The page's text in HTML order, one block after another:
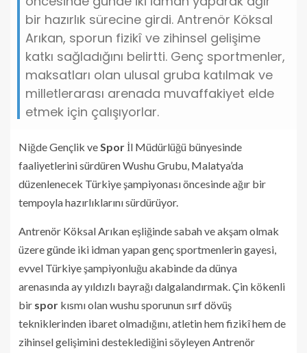
bir hazırlık sürecine girdi. Antrenör Köksal
Arıkan, sporun fizikî ve zihinsel gelişime
katkı sağladığını belirtti. Genç sportmenler,
maksatları olan ulusal gruba katılmak ve
milletlerarası arenada muvaffakiyet elde
etmek için çalışıyorlar.
Niğde Gençlik veSporİl Müdürlüğü bünyesinde
faaliyetlerini sürdüren Wushu Grubu, Malatya’da
düzenlenecek Türkiye şampiyonası öncesinde ağır bir
tempoyla hazırlıklarını sürdürüyor.
Antrenör Köksal Arıkan eşliğinde sabah ve akşam olmak
üzere günde iki idman yapan genç sportmenlerin gayesi,
evvel Türkiye şampiyonluğu akabinde da dünya
arenasında ay yıldızlı bayrağı dalgalandırmak. Çin kökenli
bir spor kısmı olan wushu sporunun sırf dövüş
tekniklerinden ibaret olmadığını, atletin hem fizikî hem de
zihinsel gelişimini desteklediğini söyleyen Antrenör